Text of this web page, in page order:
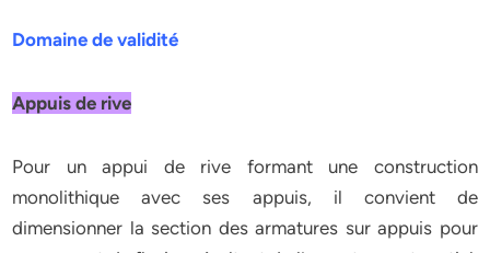
Domaine de validité
Appuis de rive
Pour un appui de rive formant une construction
monolithique avec ses appuis, il convient de
dimensionner la section des armatures sur appuis pour